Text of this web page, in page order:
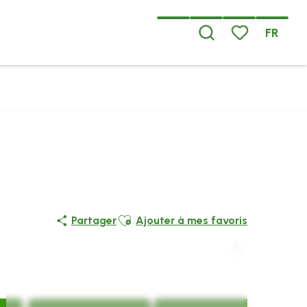
FR
PartagerAjouter aux favoris
Ajouter à mes favoris